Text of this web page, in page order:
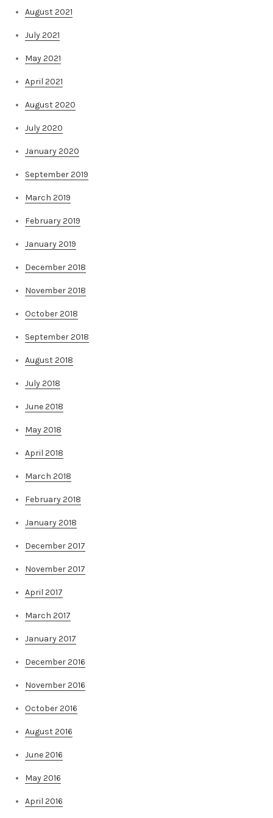
August 2021
July 2021
May 2021
April 2021
August 2020
July 2020
January 2020
September 2019
March 2019
February 2019
January 2019
December 2018
November 2018
October 2018
September 2018
August 2018
July 2018
June 2018
May 2018
April 2018
March 2018
February 2018
January 2018
December 2017
November 2017
April 2017
March 2017
January 2017
December 2016
November 2016
October 2016
August 2016
June 2016
May 2016
April 2016